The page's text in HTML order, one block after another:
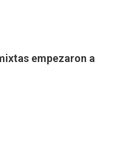
empezaron a